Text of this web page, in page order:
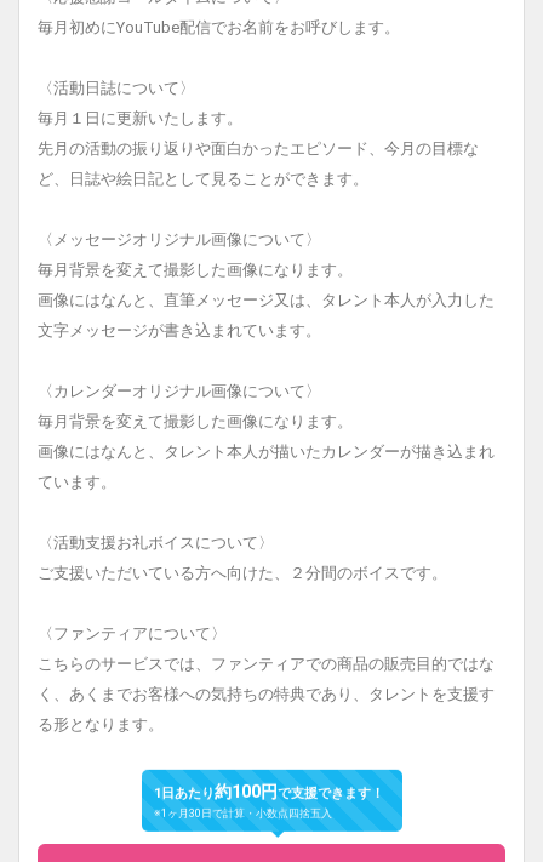
毎月初めにYouTube配信でお名前をお呼びします。
〈活動日誌について〉
毎月１日に更新いたします。
先月の活動の振り返りや面白かったエピソード、今月の目標な
ど、日誌や絵日記として見ることができます。
〈メッセージオリジナル画像について〉
毎月背景を変えて撮影した画像になります。
画像にはなんと、直筆メッセージ又は、タレント本人が入力した
文字メッセージが書き込まれています。
〈カレンダーオリジナル画像について〉
毎月背景を変えて撮影した画像になります。
画像にはなんと、タレント本人が描いたカレンダーが描き込まれ
ています。
〈活動支援お礼ボイスについて〉
ご支援いただいている方へ向けた、２分間のボイスです。
〈ファンティアについて〉
こちらのサービスでは、ファンティアでの商品の販売目的ではな
く、あくまでお客様への気持ちの特典であり、タレントを支援す
る形となります。
1日あたり約100円で支援できます！
※1ヶ月30日で計算・小数点四捨五入